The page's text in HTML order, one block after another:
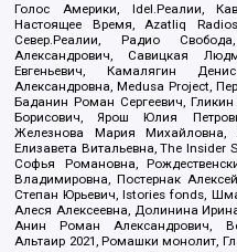
Голос Америки, Idel.Реалии,
Настоящее Время, Azatliq
Север.Реалии, Радио
Александрович, Савицкая
Евгеньевич, Камалягин
Александровна, Medusa Project,
Баданин Роман Сергеевич,
Борисович, Ярош Юлия
Железнова Мария Михайловна,
Елизавета Витальевна, The Insider
Софья Романовна,
Владимировна, Постернак
Степан Юрьевич, Istories fonds,
Алеся Алексеевна, Долинина
Анин Роман Александрович,
Альтаир 2021, Ромашки монолит,